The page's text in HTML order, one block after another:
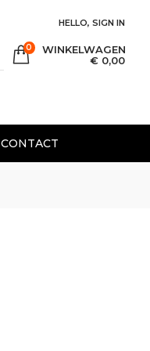
HELLO, SIGN IN
SEARCH WINKELWAGEN
€ 0,00
0
CONTACT